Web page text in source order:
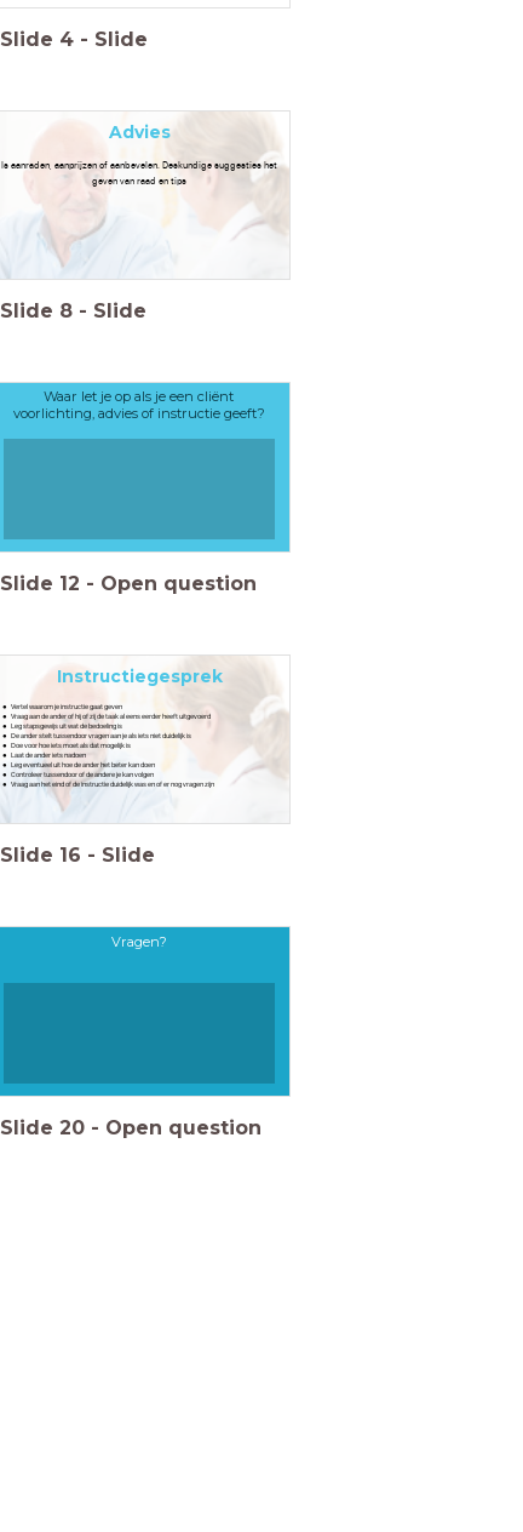
Slide 4 - Slide
Advies
Is aanraden, aanprijzen of aanbevelen. Deskundige suggesties het
geven van raad en tips
Slide 8 - Slide
Waar let je op als je een cliënt
voorlichting, advies of instructie geeft?
Slide 12 - Open question
Instructiegesprek
Vertel waarom je instructie gaat geven
Vraag aan de ander of hij of zij de taak al eens eerder heeft uitgevoerd
Leg stapsgewijs uit wat de bedoeling is
De ander stelt tussendoor vragen aan je als iets niet duidelijk is
Doe voor hoe iets moet als dat mogelijk is
Laat de ander iets nadoen
Leg eventueel uit hoe de ander het beter kan doen
Controleer tussendoor of de andere je kan volgen
Vraag aan het eind of de instructie duidelijk was en of er nog vragen zijn
Slide 16 - Slide
Vragen?
Slide 20 - Open question